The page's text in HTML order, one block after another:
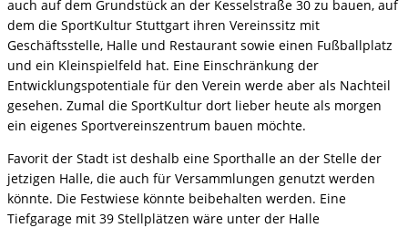
auch auf dem Grundstück an der Kesselstraße 30 zu bauen, auf
dem die SportKultur Stuttgart ihren Vereinssitz mit
Geschäftsstelle, Halle und Restaurant sowie einen Fußballplatz
und ein Kleinspielfeld hat. Eine Einschränkung der
Entwicklungspotentiale für den Verein werde aber als Nachteil
gesehen. Zumal die SportKultur dort lieber heute als morgen
ein eigenes Sportvereinszentrum bauen möchte.
Favorit der Stadt ist deshalb eine Sporthalle an der Stelle der
jetzigen Halle, die auch für Versammlungen genutzt werden
könnte. Die Festwiese könnte beibehalten werden. Eine
Tiefgarage mit 39 Stellplätzen wäre unter der Halle